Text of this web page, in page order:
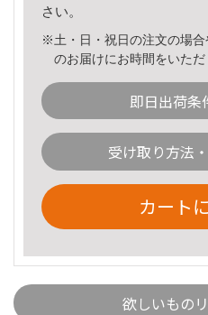
さい。
※土・日・祝日の注文の場
のお届けにお時間をいただ
即日出荷条
受け取り方法
カート
欲しいもの